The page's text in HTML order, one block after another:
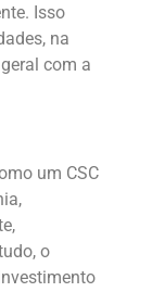
Isso
na
com a
um CSC
o